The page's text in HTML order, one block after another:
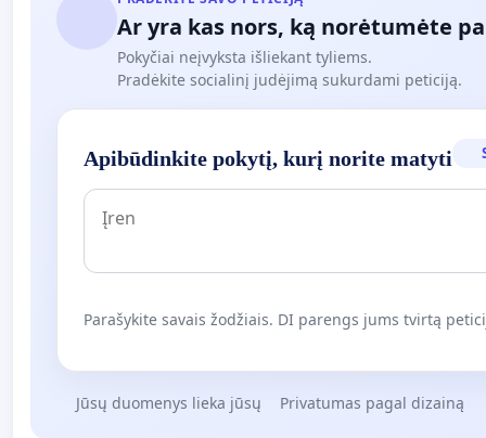
Ar yra kas nors, ką norėtumėte
Pokyčiai neįvyksta išliekant tyliems.
Pradėkite socialinį judėjimą sukurdami peticiją.
Apibūdinkite pokytį, kurį norite matyti
Parašykite savais žodžiais. DI parengs jums tvirtą
Jūsų duomenys lieka jūsų Privatumas pagal dizainą